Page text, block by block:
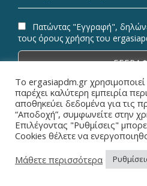
Πατώντας "Εγγραφή",
τους όρους χρήσης του
© Copyright 2026
Designed & Powered by
Το ergasiapdm.gr
παρέχει καλύτερη εμπειρία
αποθηκεύει δεδομένα για τις
“Αποδοχή”, συμφωνείτε στην
Επιλέγοντας "Ρυθμίσεις"
Cookies θέλετε να
Μάθετε περισσότερα